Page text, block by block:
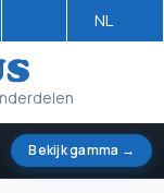
NL
Bekijk gamma →